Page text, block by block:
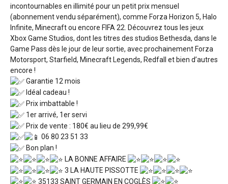
incontournables en illimité pour un petit prix mensuel
(abonnement vendu séparément), comme Forza Horizon 5, Halo
Infinite, Minecraft ou encore FIFA 22. Découvrez tous les jeux
Xbox Game Studios, dont les titres des studios Bethesda, dans le
Game Pass dès le jour de leur sortie, avec prochainement Forza
Motorsport, Starfield, Minecraft Legends, Redfall et bien d’autres
encore !
Garantie 12 mois
Idéal cadeau !
Prix imbattable !
1er arrivé, 1er servi
Prix de vente : 180€ au lieu de 299,99€
06 80 23 51 33
Bon plan !
LA BONNE AFFAIRE
3 LA HAUTE PISSOTTE
35133 SAINT GERMAIN EN COGLÈS